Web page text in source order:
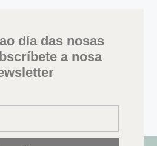
día das nosas
a nosa